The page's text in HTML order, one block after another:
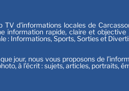
TV d’informations locales de
information rapide, claire et
: Informations, Sports, Sorties et
jour, nous vous proposons de
à l’écrit : sujets, articles, portraits,